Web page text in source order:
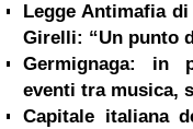
Legge Antimafia
Girelli: “Un punto
Germignaga: in
eventi tra musica,
Capitale italiana